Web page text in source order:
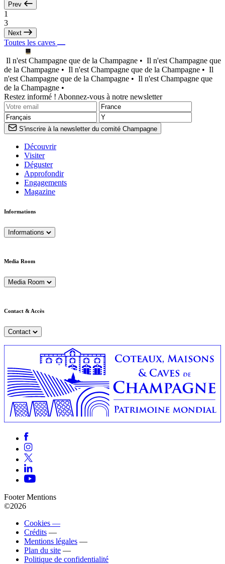
Prev
1
3
Next
Toutes les caves
Il n'est Champagne que de la Champagne • Il n'est Champagne que
de la Champagne • Il n'est Champagne que de la Champagne • Il
n'est Champagne que de la Champagne • Il n'est Champagne que
de la Champagne •
Restez informé ! Abonnez-vous à notre newsletter
S'inscrire à la newsletter du comité Champagne
Découvrir
Visiter
Déguster
Approfondir
Engagements
Magazine
Informations
Informations
Media Room
Media Room
Contact & Accès
Contact
Footer Mentions
©2026
Cookies —
Crédits —
Mentions légales —
Plan du site —
Politique de confidentialité